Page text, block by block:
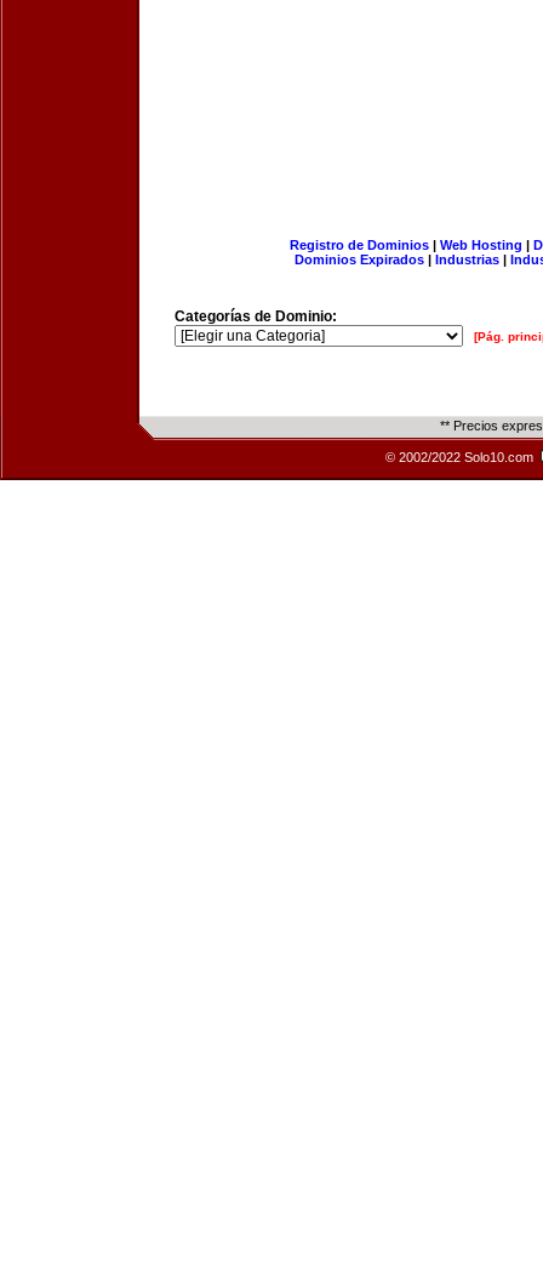
Registro de Dominios| Web Hosting |
Dominios Expirados | Industrias |
Categorías de Dominio:
[Pág.
** Precios
© 2002/2022 Solo10.com